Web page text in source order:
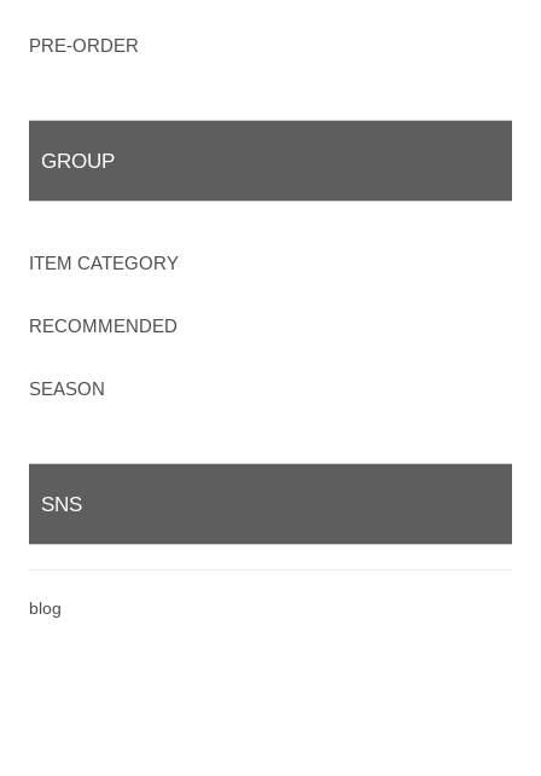
PRE-ORDER
GROUP
ITEM CATEGORY
RECOMMENDED
SEASON
SNS
blog